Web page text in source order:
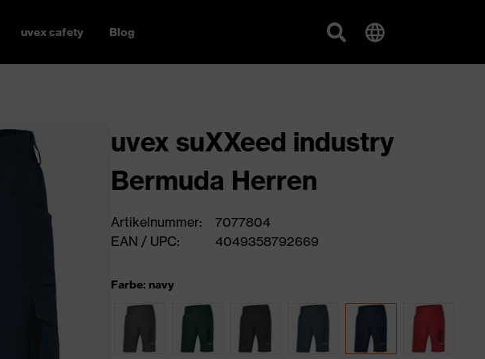
uvex safety Blog
uvex suXXeed industry
Bermuda Herren
Artikelnummer:
7077804
EAN / UPC:
4049358792669
Farbe: navy